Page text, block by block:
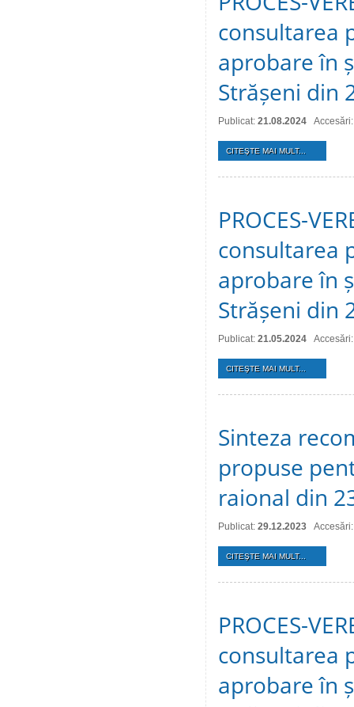
consultarea
aprobare în
Strășeni din
Publicat: 21.08.2024
CITEŞTE MAI MULT...
PROCES-
consultarea
aprobare în
Strășeni din
Publicat: 21.05.2024
CITEŞTE MAI MULT...
Sinteza
propuse
raional din
Publicat: 29.12.2023
CITEŞTE MAI MULT...
PROCES-
consultarea
aprobare în